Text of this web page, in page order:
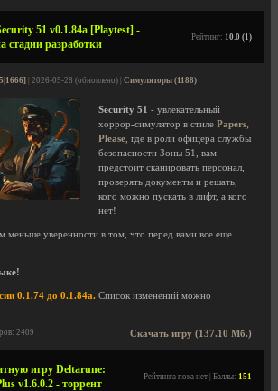
51 v0.1.84a [Playtest] -
стадии разработки
Рейтинг: 10.0 (1)
| 2026-05-28 (обновлено) | Симуляторы (1188)
Security 51 - увлекательный
хоррор-симулятор в стиле Papers,
Please , где в роли офицера службы
безопасности Зоны 51, вам
предстоит сканировать персонал,
проверять документы и решать,
кого можно пускать в лифт, а кого
нет!
меньше уверенности в том, что перед вами все еще
0.1.74 до 0.1.84a. Список изменений можно
Скачать игру (137.10 Мб.)
2409
игру Deltarune:
v1.6.0.2 - торрент
Рейтинга пока нет | Баллы: 151